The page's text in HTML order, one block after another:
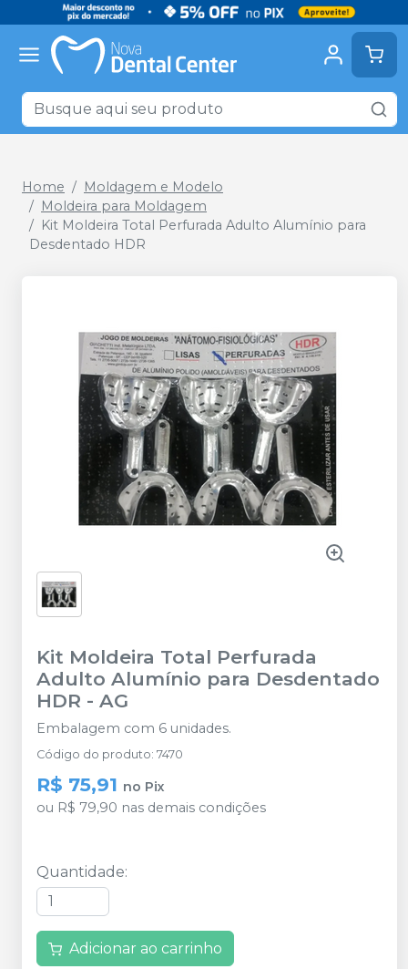
Home
Moldagem e Modelo
Moldeira para Moldagem
Kit Moldeira Total Perfurada Adulto Alumínio para
Desdentado HDR
Kit Moldeira Total Perfurada
Adulto Alumínio para Desdentado
HDR - AG
Embalagem com 6 unidades.
Código do produto: 7470
R$ 75,91 no Pix
ou R$ 79,90 nas demais condições
Quantidade:
Adicionar ao carrinho